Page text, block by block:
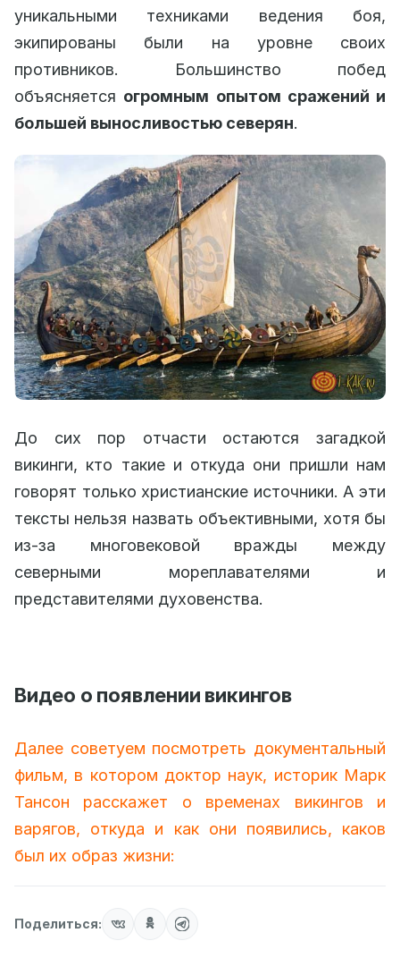
уникальными техниками ведения боя,
экипированы были на уровне своих
противников. Большинство побед
объясняется огромным опытом сражений и
большей выносливостью северян.
До сих пор отчасти остаются загадкой
викинги, кто такие и откуда они пришли нам
говорят только христианские источники. А эти
тексты нельзя назвать объективными, хотя бы
из-за многовековой вражды между
северными мореплавателями и
представителями духовенства.
Видео о появлении викингов
Далее советуем посмотреть документальный
фильм, в котором доктор наук, историк Марк
Тансон расскажет о временах викингов и
варягов, откуда и как они появились, каков
был их образ жизни:
Поделиться: